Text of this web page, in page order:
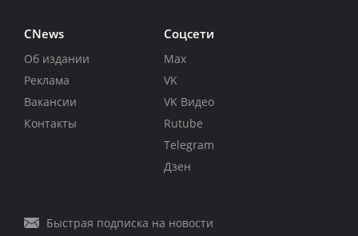
CNews
Об издании
Реклама
Вакансии
Контакты
Соцсети
Max
VK
VK Видео
Rutube
Telegram
Дзен
Быстрая подписка на новости